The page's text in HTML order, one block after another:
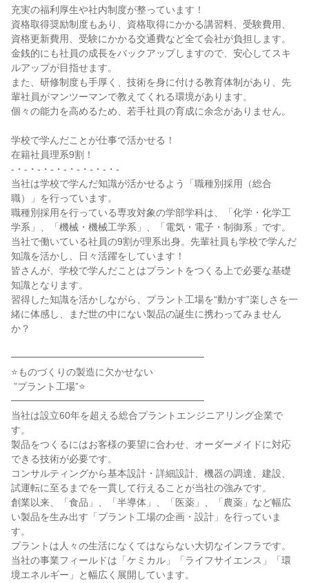
充実の福利厚生や社内制度が整っています！
資格取得奨励制度もあり、資格取得にかかる講習料、受験費用、
資格更新費用、受験にかかる交通費など全て会社が負担します。
金銭的にも社員の成長をバックアップしますので、安心してスキ
ルアップが目指せます。
また、研修制度も手厚く、技術を身に付ける教育体制があり、先
輩社員がマンツーマンで教えてくれる環境があります。
個々の能力を高めるため、若手社員の育成に余念がありません。
学校で学んだことが仕事で活かせる！
在籍社員理系9割！
-・-・-・-・-・-・-・-・-
当社は学校で学んだ知識が活かせるよう「職種別採用（総合
職）」を行っています。
職種別採用を行っている専攻対象の学部学科は、「化学・化学工
学系」、「機械・機械工学系」、「電気・電子・制御系」です。
当社で働いている社員の9割が理系出身。先輩社員も学校で学んだ
知識を活かし、日々活躍をしています！
皆さんが、学校で学んだことはプラントをつくる上で必要な基礎
知識となります。
習得した知識を活かしながら、プラント工場を“動かす”楽しさを一
緒に体感し、まだ世の中にない製品の誕生に携わってみません
か？
━━━━━━━━━━━━━━━━━━━━
⭐ものづくりの製造に欠かせない
━━━━━━━━━━━━━━━━━━━━
当社は設立60年を超える総合プラントエンジニアリング企業で
す。
製品をつくるにはお客様の要望に合わせ、オーダーメイドに対応
できる技術が必要です。
コンサルティングから基本設計・詳細設計、機器の調達、建設、
試運転に至るまでを一貫して行えることが当社の強みです。
創業以来、「食品」、「半導体」、「医薬」、「農薬」など幅広
い製品を生み出す「プラント工場の企画・設計」を行っていま
す。
プラントは人々の生活になくてはならない大切なインフラです。
当社の事業フィールドは「ケミカル」「ライフサイエンス」「環
境エネルギー」と幅広く展開しています。